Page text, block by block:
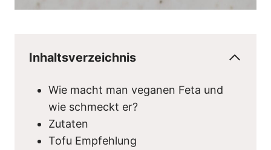
Inhaltsverzeichnis
Wie macht man veganen Feta und
wie schmeckt er?
Zutaten
Tofu Empfehlung